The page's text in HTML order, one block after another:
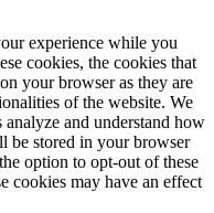
experience while you
cookies, the cookies that
your browser as they are
of the website. We
and understand how
be stored in your browser
option to opt-out of these
cookies may have an effect